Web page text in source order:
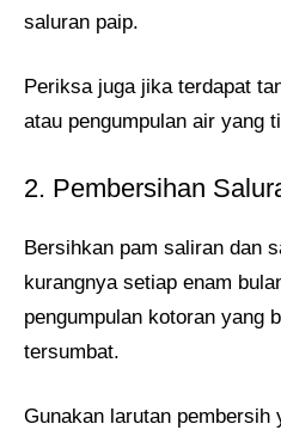
saluran paip.
Periksa juga jika terdapat
atau pengumpulan air yang
2. Pembersihan
Bersihkan pam saliran dan
kurangnya setiap enam
pengumpulan kotoran yang
tersumbat.
Gunakan larutan pembersih